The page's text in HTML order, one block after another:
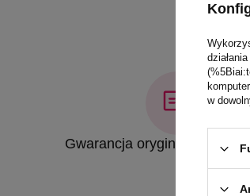
Gwarancja oryginalności
w